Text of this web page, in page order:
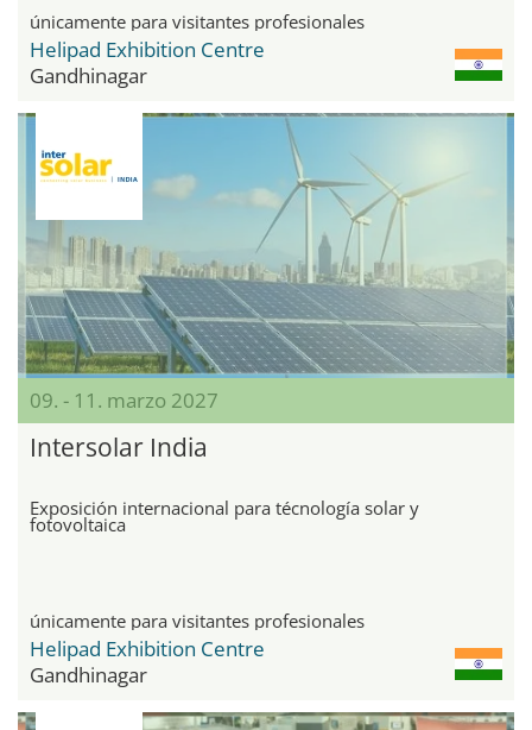
únicamente para visitantes profesionales
Helipad Exhibition Centre
Gandhinagar
09. - 11. marzo 2027
Intersolar India
Exposición internacional para técnología solar y
fotovoltaica
únicamente para visitantes profesionales
Helipad Exhibition Centre
Gandhinagar